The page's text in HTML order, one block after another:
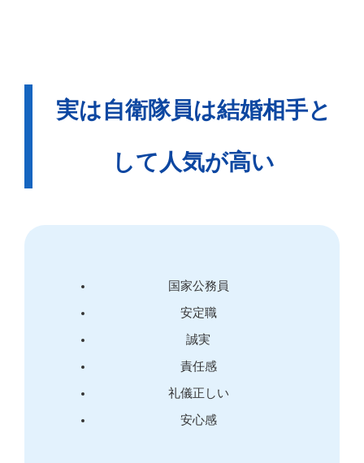
実は自衛隊員は結婚相手と
して人気が高い
国家公務員
安定職
誠実
責任感
礼儀正しい
安心感